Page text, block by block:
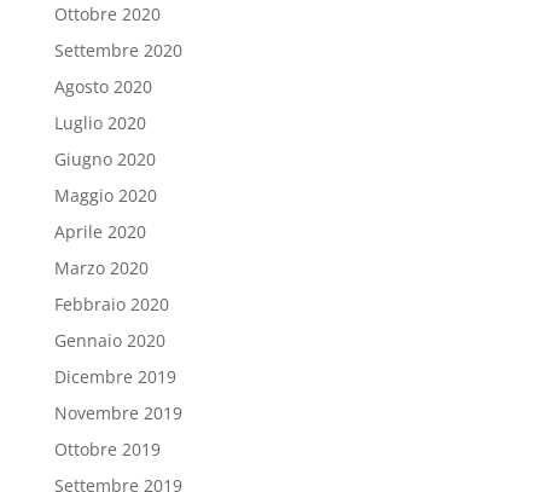
Ottobre 2020
Settembre 2020
Agosto 2020
Luglio 2020
Giugno 2020
Maggio 2020
Aprile 2020
Marzo 2020
Febbraio 2020
Gennaio 2020
Dicembre 2019
Novembre 2019
Ottobre 2019
Settembre 2019